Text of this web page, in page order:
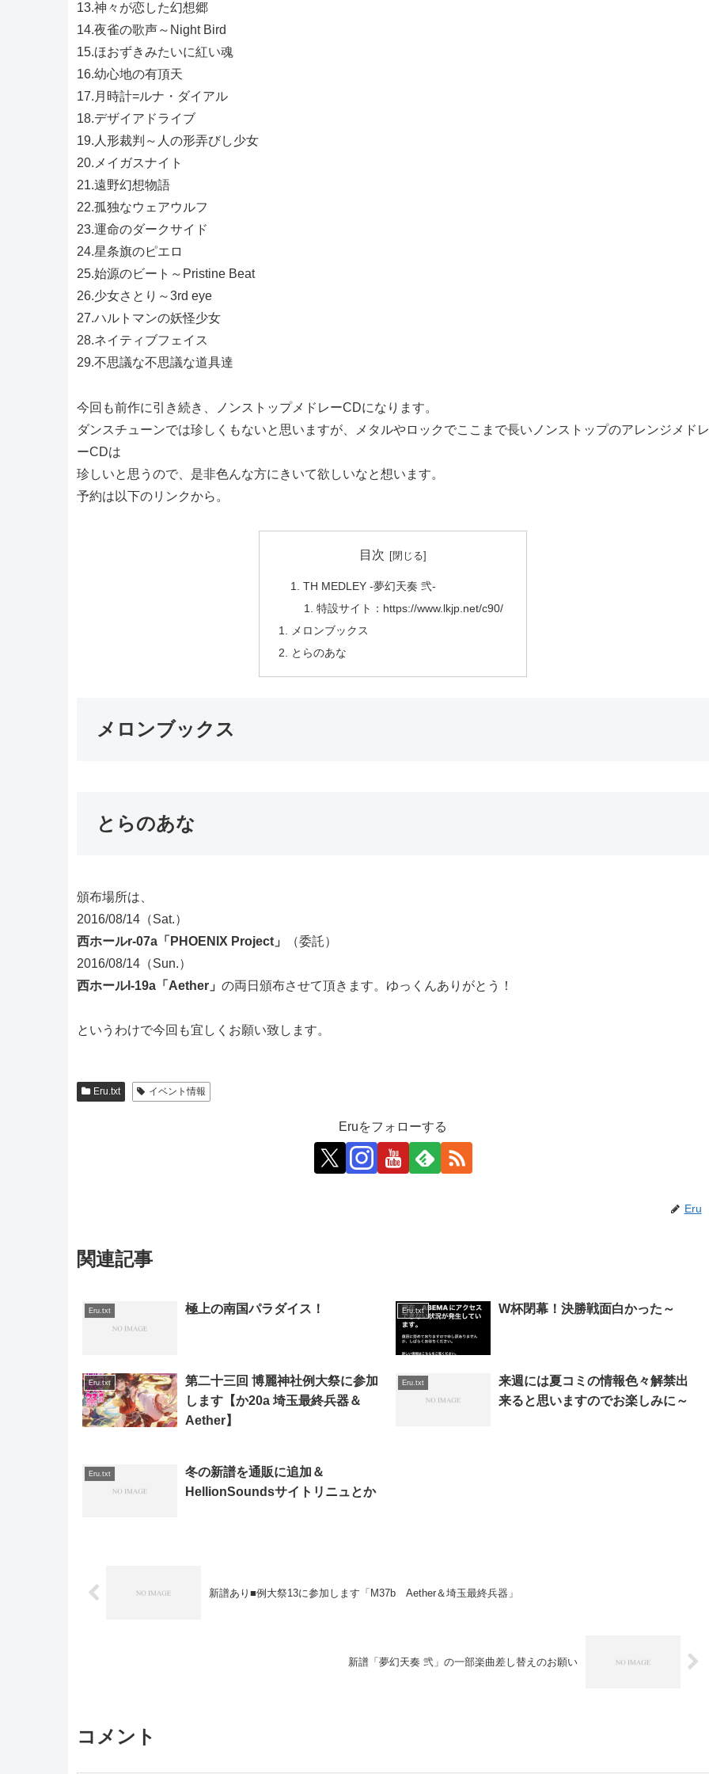
13.神々が恋した幻想郷
14.夜雀の歌声～Night Bird
15.ほおずきみたいに紅い魂
16.幼心地の有頂天
17.月時計=ルナ・ダイアル
18.デザイアドライブ
19.人形裁判～人の形弄びし少女
20.メイガスナイト
21.遠野幻想物語
22.孤独なウェアウルフ
23.運命のダークサイド
24.星条旗のピエロ
25.始源のビート～Pristine Beat
26.少女さとり～3rd eye
27.ハルトマンの妖怪少女
28.ネイティブフェイス
29.不思議な不思議な道具達
今回も前作に引き続き、ノンストップメドレーCDになります。
ダンスチューンでは珍しくもないと思いますが、メタルやロックでここまで長いノンストップのアレンジメドレ
ーCDは
珍しいと思うので、是非色んな方にきいて欲しいなと想います。
予約は以下のリンクから。
目次
TH MEDLEY -夢幻天奏 弐-
特設サイト：https://www.lkjp.net/c90/
メロンブックス
とらのあな
メロンブックス
とらのあな
頒布場所は、
2016/08/14（Sat.）
西ホールr-07a「PHOENIX Project」
（委託）
2016/08/14（Sun.）
西ホールl-19a「Aether」 の両日頒布させて頂きます。ゆっくんありがとう！
というわけで今回も宜しくお願い致します。
Eru.txt イベント情報
Eruをフォローする
Eru
関連記事
Eru.txt 極上の南国パラダイス！ Eru.txt W杯閉幕！決勝戦面白かった～
Eru.txt
第二十三回 博麗神社例大祭に参加
します【か20a 埼玉最終兵器＆
Aether】
Eru.txt
来週には夏コミの情報色々解禁出
来ると思いますのでお楽しみに～
Eru.txt
冬の新譜を通販に追加＆
HellionSoundsサイトリニュとか
新譜あり■例大祭13に参加します「M37b Aether＆埼玉最終兵器」
新譜「夢幻天奏 弐」の一部楽曲差し替えのお願い
コメント